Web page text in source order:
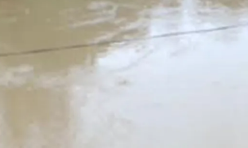
ติดตามสนุกโซเชียลได้ที่
ศไทย) จำกัด